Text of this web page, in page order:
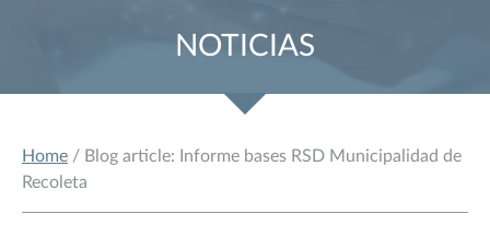
NOTICIAS
Home / Blog article: Informe bases RSD Municipalidad de
Recoleta